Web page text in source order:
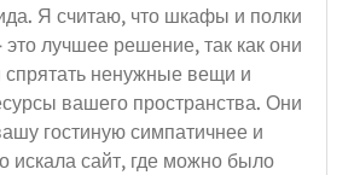
Я считаю, что шкафы и полки
это лучшее решение, так как они
ненужные вещи и
вашего пространства. Они
гостиную симпатичнее и
искала сайт, где можно было